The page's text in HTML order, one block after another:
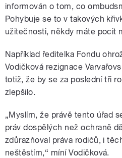
informován o tom, co
Pohybuje se to v takových
užitečnosti, někdy máte pocit
Například ředitelka Fondu
Vodičková rezignace
totiž, že by se za poslední tři
zlepšilo.
„Myslím, že právě tento úřad
práv dospělých než ochraně
zdůrazňoval práva rodičů, i
neštěstím,“ míní Vodičková.